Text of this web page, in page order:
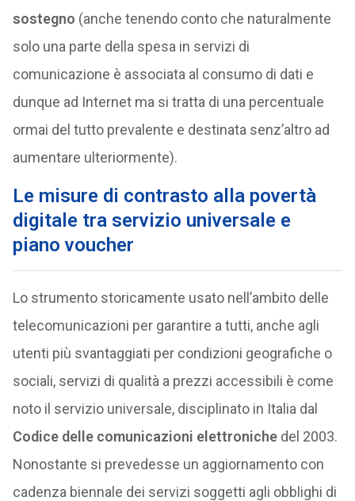
sostegno (anche tenendo conto che naturalmente
solo una parte della spesa in servizi di
comunicazione è associata al consumo di dati e
dunque ad Internet ma si tratta di una percentuale
ormai del tutto prevalente e destinata senz’altro ad
aumentare ulteriormente).
Le misure di contrasto alla povertà
digitale tra servizio universale e
piano voucher
Lo strumento storicamente usato nell’ambito delle
telecomunicazioni per garantire a tutti, anche agli
utenti più svantaggiati per condizioni geografiche o
sociali, servizi di qualità a prezzi accessibili è come
noto il servizio universale, disciplinato in Italia dal
Codice delle comunicazioni elettronichedel 2003.
Nonostante si prevedesse un aggiornamento con
cadenza biennale dei servizi soggetti agli obblighi di